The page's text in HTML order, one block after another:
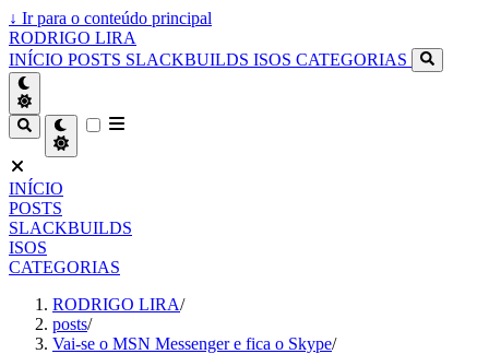
↓ Ir para o conteúdo principal
RODRIGO LIRA
INÍCIO POSTS SLACKBUILDS ISOS CATEGORIAS
INÍCIO
POSTS
SLACKBUILDS
ISOS
CATEGORIAS
RODRIGO LIRA/
posts/
Vai-se o MSN Messenger e fica o Skype/